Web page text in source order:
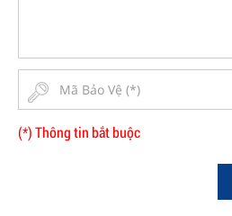
(*) Thông tin bắt buộc